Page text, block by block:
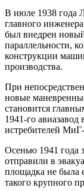
В июле 1938 года
главного
был внедрен
параллельности,
конструкции
производства.
При
новые
становится
1941-го
истребителей
Осенью 1941 года
отправили в
площадка не была
такого крупного